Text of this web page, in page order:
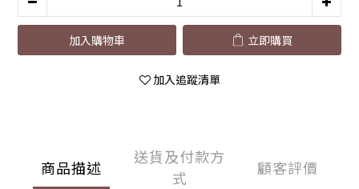
加入購物車 立即購買
加入追蹤清單
商品描述
送貨及付款方
式
顧客評價